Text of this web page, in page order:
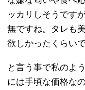
ッカリしそうです
無ですね。タレも
欲しかったくらいで
と言う事で私のよ
には手頃な価格な